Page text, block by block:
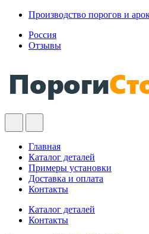
Skip
navigation
Skip
content
Производство порогов и
Россия
Отзывы
Главная
Каталог деталей
Примеры установки
Доставка и оплата
Контакты
Каталог деталей
Контакты